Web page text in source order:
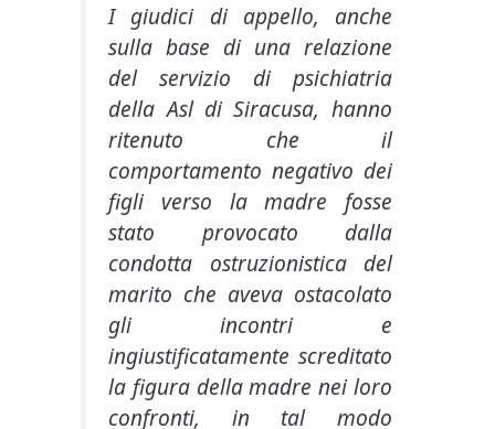
I giudici di appello, anche
sulla base di una relazione
del servizio di psichiatria
della Asl di Siracusa, hanno
ritenuto che il
comportamento negativo dei
figli verso la madre fosse
stato provocato dalla
condotta ostruzionistica del
marito che aveva ostacolato
gli incontri e
ingiustificatamente screditato
la figura della madre nei loro
confronti, in tal modo